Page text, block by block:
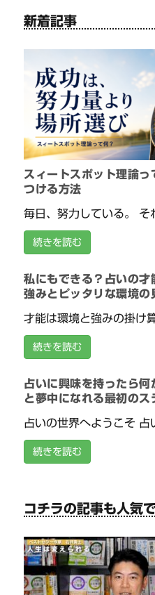
新着記事
スィートスポット理論
つける方法
毎日、努力している。 そ
続きを読む
私にもできる？占いの
強みとピッタリな環境の
才能は環境と強みの掛け
続きを読む
占いに興味を持ったら
と夢中になれる最初のス
占いの世界へようこそ 占
続きを読む
コチラの記事も人気